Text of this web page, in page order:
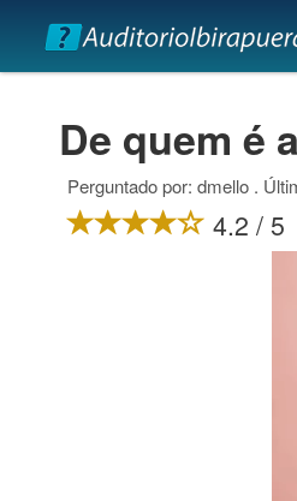
De quem é
Perguntado por: dmello .
4.2 / 5